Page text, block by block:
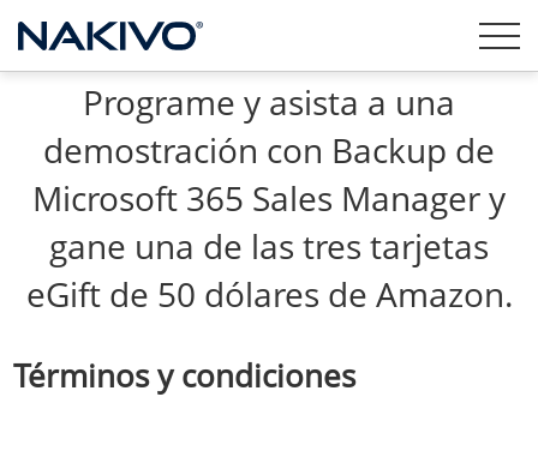
Programe y asista a una
demostración con Backup de
Microsoft 365 Sales Manager y
gane una de las tres tarjetas
eGift de 50 dólares de Amazon.
Términos y condiciones